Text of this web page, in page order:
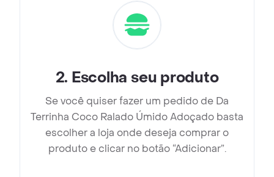
2. Escolha seu produto
Se você quiser fazer um pedido de Da
Terrinha Coco Ralado Úmido Adoçado basta
escolher a loja onde deseja comprar o
produto e clicar no botão “Adicionar”.